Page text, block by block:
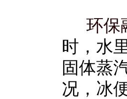
环保
时，水
固体蒸
况，冰